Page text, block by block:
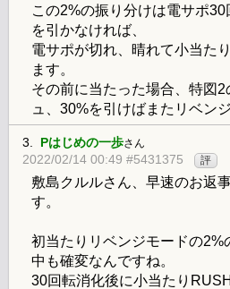
この2%の振り分けは電サポ30
を引かなければ、
電サポが切れ、晴れて小当た
ます。
その前に当たった場合、特図
ュ、30%を引けばまたリベン
3. Pはじめの一歩さん
2022/02/14 00:49 #5431375 評
敷島クルルさん、早速のお返
す。
初当たりリベンジモードの
中も確変なんですね。
30回転消化後に小当たり